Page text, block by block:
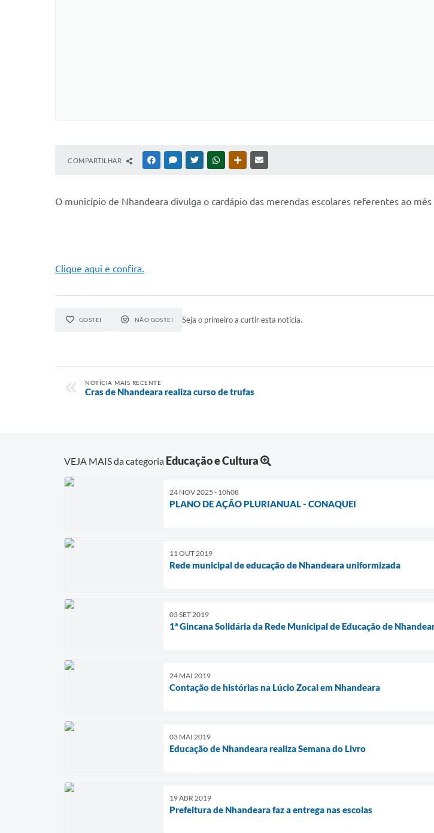
COMPARTILHAR FACEBOOKMESSENGER
TWITTERWHATSAPPOUTRAS MÍDIAS
O município de Nhandeara divulga o cardápio das merendas escolares referentes ao
Clique aqui e confira.
GOSTEI NÃO GOSTEI Seja o primeiro a curtir esta notícia.
NOTÍCIA MAIS RECENTE
Cras de Nhandeara realiza curso de trufas
VEJA MAIS da categoria Educação e Cultura
24 NOV 2025 - 10h08
PLANO DE AÇÃO PLURIANUAL - CONAQUEI
11 OUT 2019
Rede municipal de educação de Nhandeara uniformizada
03 SET 2019
1ª Gincana Solidária da Rede Municipal de Educação de
24 MAI 2019
Contação de histórias na Lúcio Zocal em Nhandeara
03 MAI 2019
Educação de Nhandeara realiza Semana do Livro
19 ABR 2019
Prefeitura de Nhandeara faz a entrega nas escolas